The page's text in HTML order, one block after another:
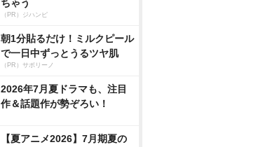
ちゃう
（PR）ジハンピ
朝1分貼るだけ！ミルクピール
で一日中ずっとうるツヤ肌
（PR）サボリーノ
2026年7月夏ドラマも、注目
作＆話題作が勢ぞろい！
【夏アニメ2026】7月期夏の